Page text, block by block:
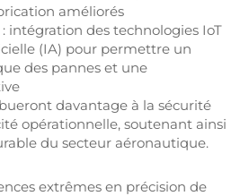
améliorés
intégration des technologies IoT
(IA) pour permettre un
des pannes et une
davantage à la sécurité
opérationnelle, soutenant ainsi
du secteur aéronautique.
extrêmes en précision de